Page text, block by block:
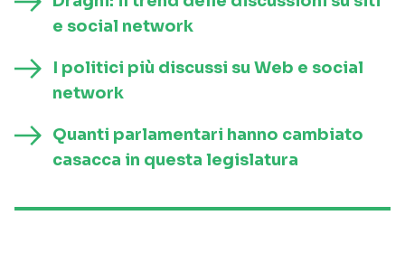
e social network
I politici più discussi su Web e social
network
Quanti parlamentari hanno cambiato
casacca in questa legislatura